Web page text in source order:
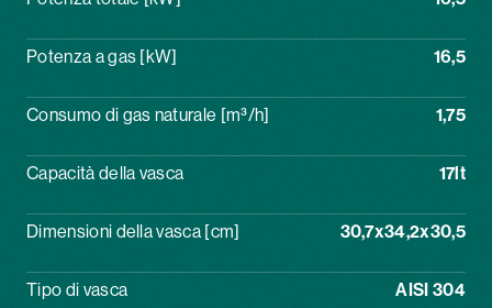
Potenza a gas [kW] 16,5
Consumo di gas naturale [m³/h] 1,75
Capacità della vasca 17lt
Dimensioni della vasca [cm] 30,7x34,2x30,5
Tipo di vasca AISI 304